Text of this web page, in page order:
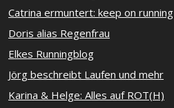
Catrina ermuntert: keep on running
Doris alias Regenfrau
Elkes Runningblog
Jörg beschreibt Laufen und mehr
Karina & Helge: Alles auf ROT(H)